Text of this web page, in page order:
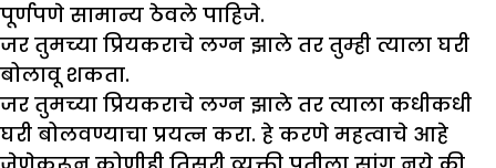
पूर्णपणे सामान्य ठेवले पाहिजे.
जर तुमच्या प्रियकराचे लग्न झाले तर तुम्ही त्याला घरी
बोलावू शकता.
जर तुमच्या प्रियकराचे लग्न झाले तर त्याला कधीकधी
घरी बोलवण्याचा प्रयत्न करा. हे करणे महत्वाचे आहे